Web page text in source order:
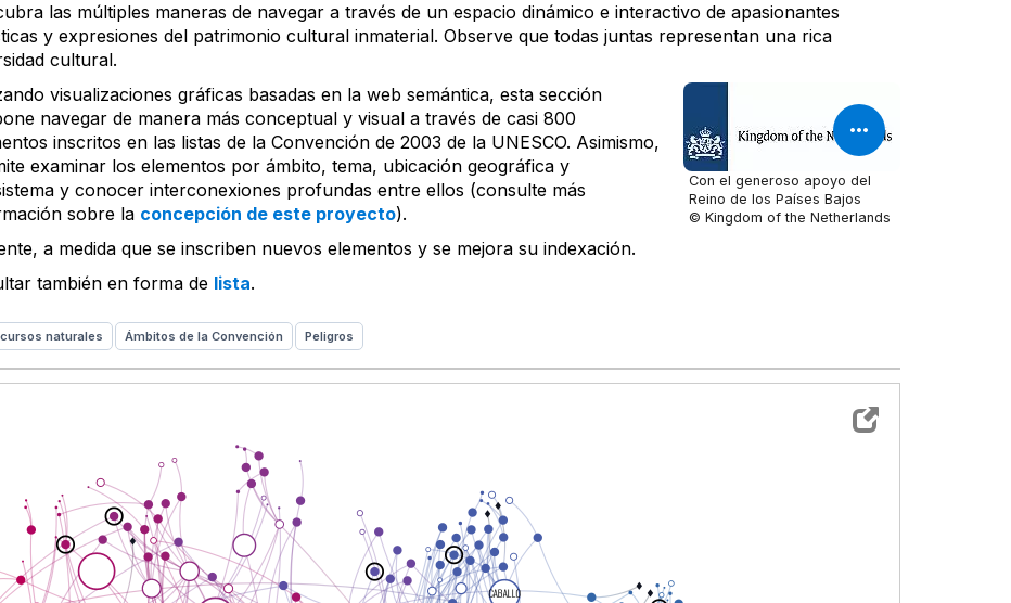
las múltiples maneras de navegar a través de un espacio dinámico e interactivo de apasionantes
y expresiones del patrimonio cultural inmaterial. Observe que todas juntas representan una rica
cultural.
Con el generoso apoyo del
Reino de los Países Bajos
© Kingdom of the Netherlands
visualizaciones gráficas basadas en la web semántica, esta sección
navegar de manera más conceptual y visual a través de casi 800
inscritos en las listas de la Convención de 2003 de la UNESCO. Asimismo,
examinar los elementos por ámbito, tema, ubicación geográfica y
y conocer interconexiones profundas entre ellos (consulte más
sobre la concepción de este proyecto).
a medida que se inscriben nuevos elementos y se mejora su indexación.
también en forma de lista.
naturales Ámbitos de la Convención Peligros